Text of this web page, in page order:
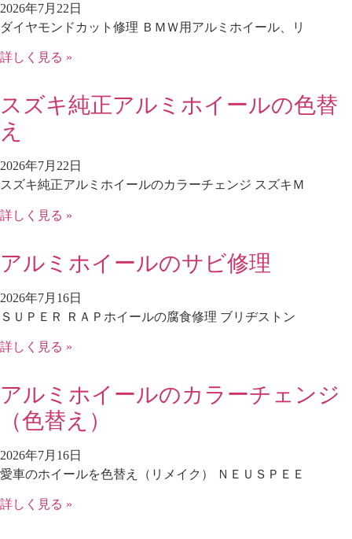
2026年7月22日
ダイヤモンドカット修理 ＢＭＷ用アルミホイール、リ
詳しく見る »
スズキ純正アルミホイールの色替
え
2026年7月22日
スズキ純正アルミホイールのカラーチェンジ スズキＭ
詳しく見る »
アルミホイールのサビ修理
2026年7月16日
ＳＵＰＥＲ ＲＡＰホイールの腐食修理 ブリヂストン
詳しく見る »
アルミホイールのカラーチェンジ
（色替え）
2026年7月16日
愛車のホイールを色替え（リメイク） ＮＥＵＳＰＥＥ
詳しく見る »